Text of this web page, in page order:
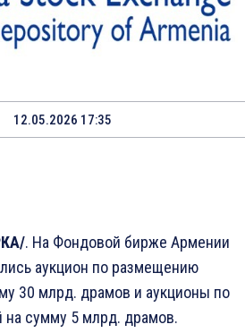
12.05.2026 17:35
. На Фондовой бирже Армении
аукцион по размещению
30 млрд. драмов и аукционы по
на сумму 5 млрд. драмов.